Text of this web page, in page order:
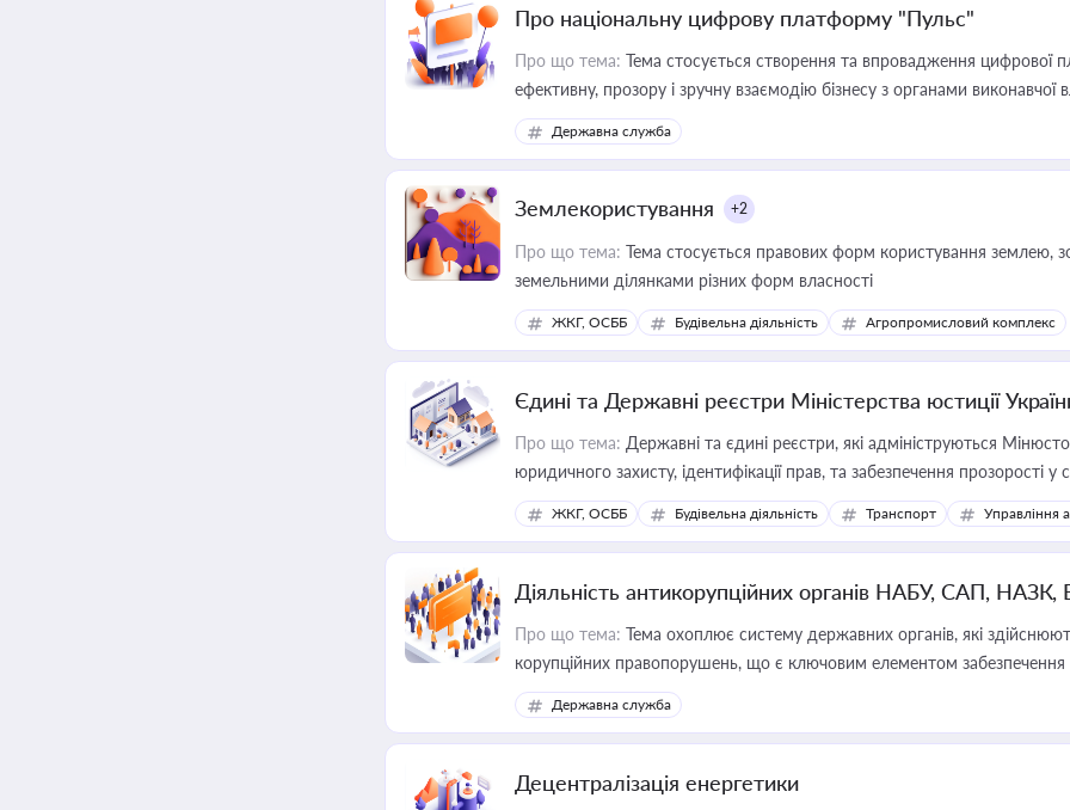
Про національну цифрову платформу "Пульс"
Про що тема: Тема стосується створення та впровадження цифрової
ефективну, прозору і зручну взаємодію бізнесу з органами виконавчої
Державна служба
Землекористування +2
Про що тема: Тема стосується правових форм користування землею,
земельними ділянками різних форм власності
ЖКГ, ОСББ Будівельна діяльність Агропромисловий комплекс
Єдині та Державні реєстри Міністерства юстиції
Про що тема: Державні та єдині реєстри, які адмініструються
юридичного захисту, ідентифікації прав, та забезпечення прозорості
ЖКГ, ОСББ Будівельна діяльність Транспорт Управління
Діяльність антикорупційних органів НАБУ, САП,
Про що тема: Тема охоплює систему державних органів, які
корупційних правопорушень, що є ключовим елементом забезпечення
та бізнесі
Державна служба
Децентралізація енергетики